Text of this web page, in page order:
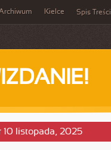
Kielce Spis Treści
10 listopada, 2025